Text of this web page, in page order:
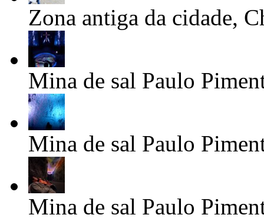
Zona antiga da cidade,
Mina de sal Paulo
Mina de sal Paulo
Mina de sal Paulo